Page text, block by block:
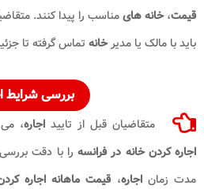
قیمت،خانه هایمناسب را پیدا کنند.
باید با مالک یا مدیرخانه تماس گرفته تا
بررسیشرایط
متقاضیان قبل از تایید اجاره،
اجاره کردن خانه در فرانسهرا با دقت
مدت زماناجاره،قیمت ماهانه اجاره